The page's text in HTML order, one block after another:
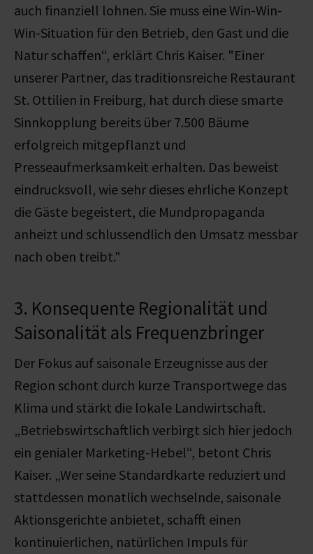
auch finanziell lohnen. Sie muss eine Win-Win-
Win-Situation für den Betrieb, den Gast und die
Natur schaffen“, erklärt Chris Kaiser. "Einer
unserer Partner, das traditionsreiche Restaurant
St. Ottilien in Freiburg, hat durch diese smarte
Sinnkopplung bereits über 7.500 Bäume
erfolgreich mitgepflanzt und
Presseaufmerksamkeit erhalten. Das beweist
eindrucksvoll, wie sehr dieses ehrliche Konzept
die Gäste begeistert, die Mundpropaganda
anheizt und schlussendlich den Umsatz messbar
nach oben treibt."
3. Konsequente Regionalität und
Saisonalität als Frequenzbringer
Der Fokus auf saisonale Erzeugnisse aus der
Region schont durch kurze Transportwege das
Klima und stärkt die lokale Landwirtschaft.
„Betriebswirtschaftlich verbirgt sich hier jedoch
ein genialer Marketing-Hebel“, betont Chris
Kaiser. „Wer seine Standardkarte reduziert und
stattdessen monatlich wechselnde, saisonale
Aktionsgerichte anbietet, schafft einen
kontinuierlichen, natürlichen Impuls für